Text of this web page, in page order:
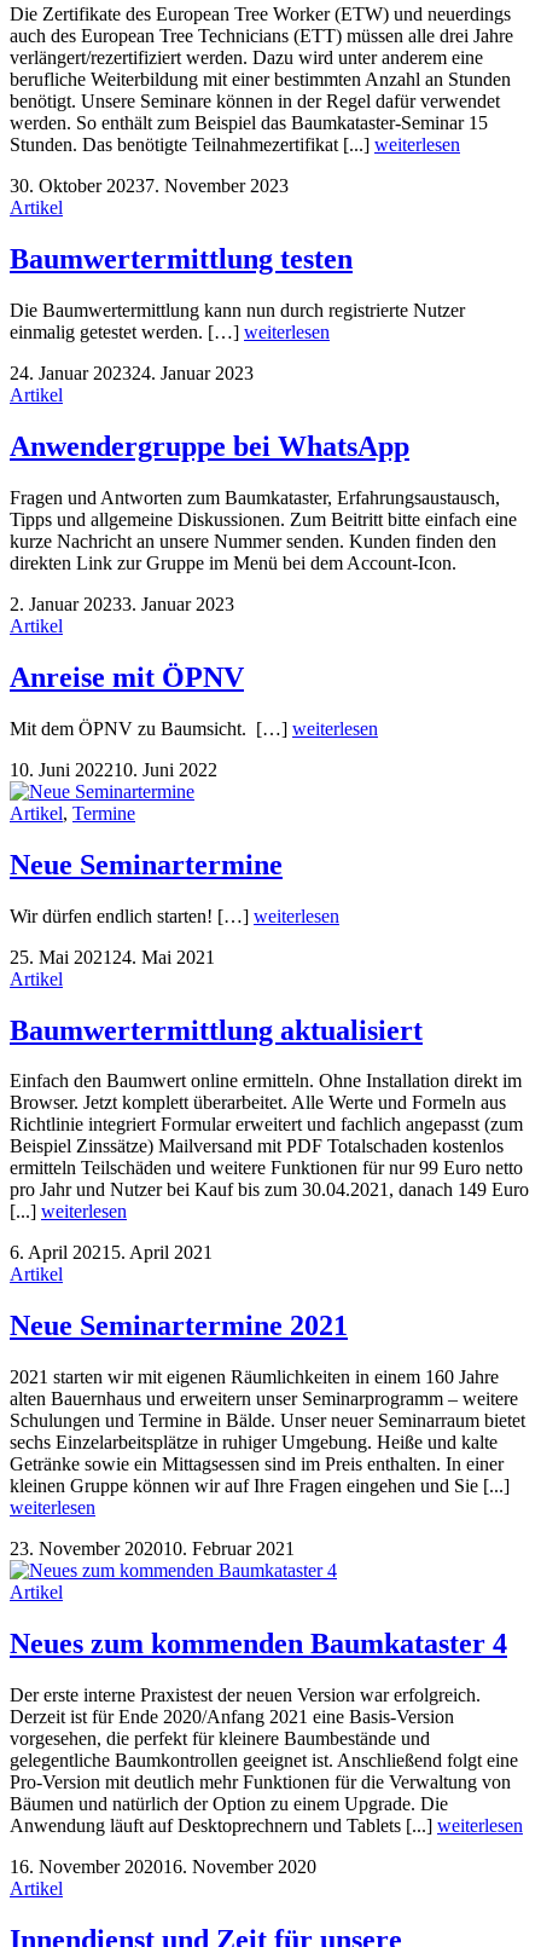
Die Zertifikate des European Tree Worker (ETW) und neuerdings
auch des European Tree Technicians (ETT) müssen alle drei Jahre
verlängert/rezertifiziert werden. Dazu wird unter anderem eine
berufliche Weiterbildung mit einer bestimmten Anzahl an Stunden
benötigt. Unsere Seminare können in der Regel dafür verwendet
werden. So enthält zum Beispiel das Baumkataster-Seminar 15
Stunden. Das benötigte Teilnahmezertifikat [...] weiterlesen
30. Oktober 20237. November 2023
Artikel
Baumwertermittlung testen
Die Baumwertermittlung kann nun durch registrierte Nutzer
einmalig getestet werden. […] weiterlesen
24. Januar 202324. Januar 2023
Artikel
Anwendergruppe bei WhatsApp
Fragen und Antworten zum Baumkataster, Erfahrungsaustausch,
Tipps und allgemeine Diskussionen. Zum Beitritt bitte einfach eine
kurze Nachricht an unsere Nummer senden. Kunden finden den
direkten Link zur Gruppe im Menü bei dem Account-Icon.
2. Januar 20233. Januar 2023
Artikel
Anreise mit ÖPNV
Mit dem ÖPNV zu Baumsicht. […] weiterlesen
10. Juni 202210. Juni 2022
Artikel, Termine
Neue Seminartermine
Wir dürfen endlich starten! […] weiterlesen
25. Mai 2021 24. Mai 2021
Artikel
Baumwertermittlung aktualisiert
Einfach den Baumwert online ermitteln. Ohne Installation direkt im
Browser. Jetzt komplett überarbeitet. Alle Werte und Formeln aus
Richtlinie integriert Formular erweitert und fachlich angepasst (zum
Beispiel Zinssätze) Mailversand mit PDF Totalschaden kostenlos
ermitteln Teilschäden und weitere Funktionen für nur 99 Euro netto
pro Jahr und Nutzer bei Kauf bis zum 30.04.2021, danach 149 Euro
[...] weiterlesen
6. April 20215. April 2021
Artikel
Neue Seminartermine 2021
2021 starten wir mit eigenen Räumlichkeiten in einem 160 Jahre
alten Bauernhaus und erweitern unser Seminarprogramm – weitere
Schulungen und Termine in Bälde. Unser neuer Seminarraum bietet
sechs Einzelarbeitsplätze in ruhiger Umgebung. Heiße und kalte
Getränke sowie ein Mittagsessen sind im Preis enthalten. In einer
kleinen Gruppe können wir auf Ihre Fragen eingehen und Sie [...]
weiterlesen
23. November 202010. Februar 2021
Artikel
Neues zum kommenden Baumkataster 4
Der erste interne Praxistest der neuen Version war erfolgreich.
Derzeit ist für Ende 2020/Anfang 2021 eine Basis-Version
vorgesehen, die perfekt für kleinere Baumbestände und
gelegentliche Baumkontrollen geeignet ist. Anschließend folgt eine
Pro-Version mit deutlich mehr Funktionen für die Verwaltung von
Bäumen und natürlich der Option zu einem Upgrade. Die
Anwendung läuft auf Desktoprechnern und Tablets [...] weiterlesen
16. November 202016. November 2020
Artikel
Innendienst und Zeit für unsere